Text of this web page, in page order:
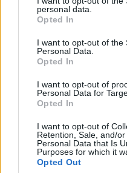
personal data.
Opted In
I want to opt-out of the
Personal Data.
Opted In
I want to opt-out of
Personal Data for
Opted In
I want to opt-out of
Retention, Sale, and/
Personal Data that Is
Purposes for which it
Opted Out
Akivaizdžiausias
numušti palydovus.
ekstremalus
vienas iš
techniškai tai ir